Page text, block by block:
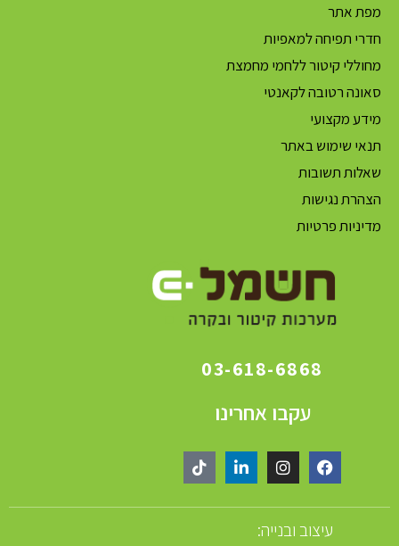
מפת אתר
חדרי תפיחה למאפיות
מחוללי קיטור ללחמי מחמצת
סאונה רטובה לקאנטי
מידע מקצועי
תנאי שימוש באתר
שאלות תשובות
הצהרת נגישות
מדיניות פרטיות
03-618-6868
עקבו אחרינו
עיצוב ובנייה: